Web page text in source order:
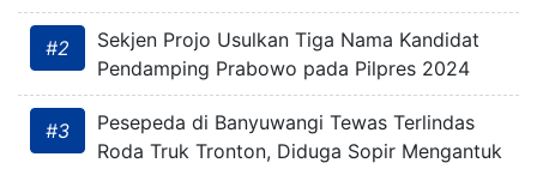
#2
Sekjen Projo Usulkan Tiga Nama Kandidat
Pendamping Prabowo pada Pilpres 2024
#3
Pesepeda di Banyuwangi Tewas Terlindas
Roda Truk Tronton, Diduga Sopir Mengantuk